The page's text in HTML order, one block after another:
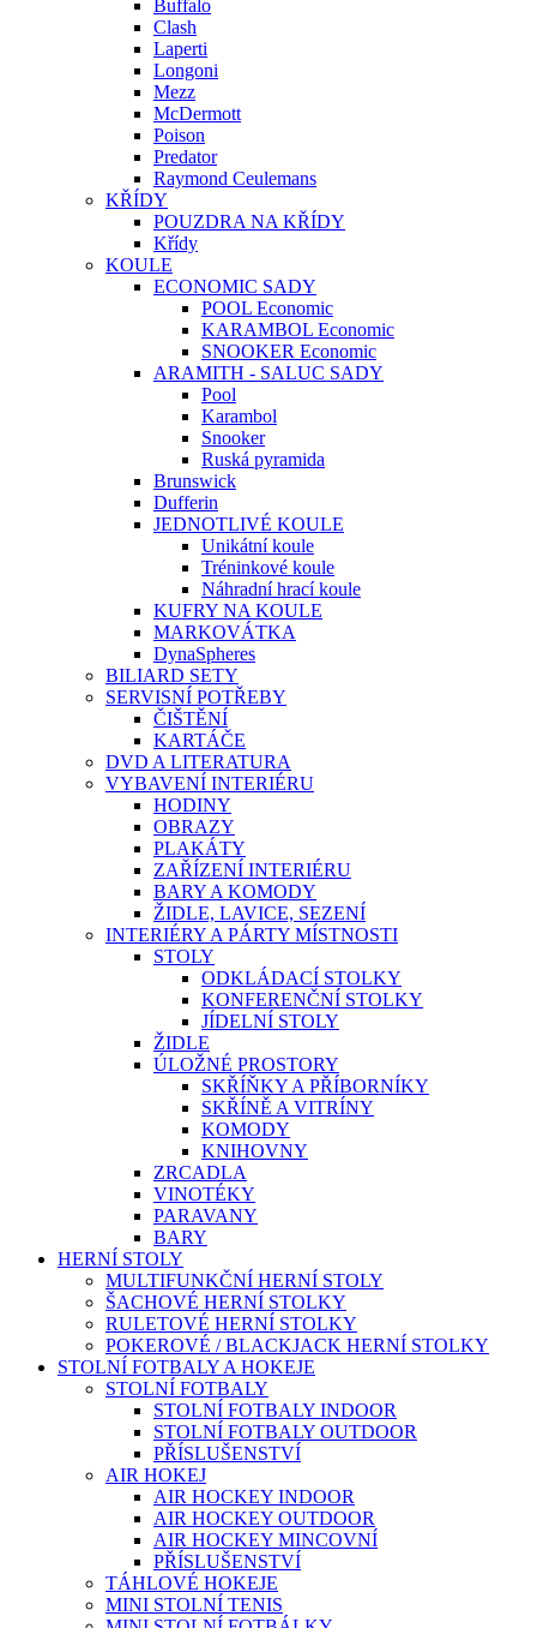
Buffalo
Clash
Laperti
Longoni
Mezz
McDermott
Poison
Predator
Raymond Ceulemans
KŘÍDY
POUZDRA NA KŘÍDY
Křídy
KOULE
ECONOMIC SADY
POOL Economic
KARAMBOL Economic
SNOOKER Economic
ARAMITH - SALUC SADY
Pool
Karambol
Snooker
Ruská pyramida
Brunswick
Dufferin
JEDNOTLIVÉ KOULE
Unikátní koule
Tréninkové koule
Náhradní hrací koule
KUFRY NA KOULE
MARKOVÁTKA
DynaSpheres
BILIARD SETY
SERVISNÍ POTŘEBY
ČIŠTĚNÍ
KARTÁČE
DVD A LITERATURA
VYBAVENÍ INTERIÉRU
HODINY
OBRAZY
PLAKÁTY
ZAŘÍZENÍ INTERIÉRU
BARY A KOMODY
ŽIDLE, LAVICE, SEZENÍ
INTERIÉRY A PÁRTY MÍSTNOSTI
STOLY
ODKLÁDACÍ STOLKY
KONFERENČNÍ STOLKY
JÍDELNÍ STOLY
ŽIDLE
ÚLOŽNÉ PROSTORY
SKŘÍŇKY A PŘÍBORNÍKY
SKŘÍNĚ A VITRÍNY
KOMODY
KNIHOVNY
ZRCADLA
VINOTÉKY
PARAVANY
BARY
HERNÍ STOLY
MULTIFUNKČNÍ HERNÍ STOLY
ŠACHOVÉ HERNÍ STOLKY
RULETOVÉ HERNÍ STOLKY
POKEROVÉ / BLACKJACK HERNÍ STOLKY
STOLNÍ FOTBALY A HOKEJE
STOLNÍ FOTBALY
STOLNÍ FOTBALY INDOOR
STOLNÍ FOTBALY OUTDOOR
PŘÍSLUŠENSTVÍ
AIR HOKEJ
AIR HOCKEY INDOOR
AIR HOCKEY OUTDOOR
AIR HOCKEY MINCOVNÍ
PŘÍSLUŠENSTVÍ
TÁHLOVÉ HOKEJE
MINI STOLNÍ TENIS